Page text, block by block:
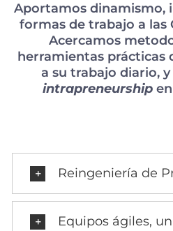
Aportamos dinamismo,
formas de trabajo a las
Acercamos
herramientas prácticas
a su trabajo diario,
intrapreneurship
Reingeniería de
Equipos ágiles,